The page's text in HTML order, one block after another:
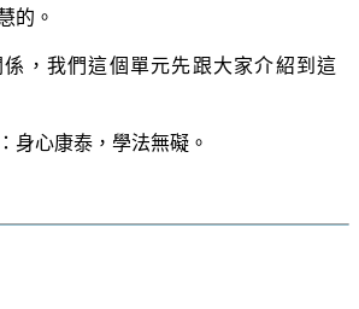
的。
係，我們這個單元先跟大家介紹到這
身心康泰，學法無礙。